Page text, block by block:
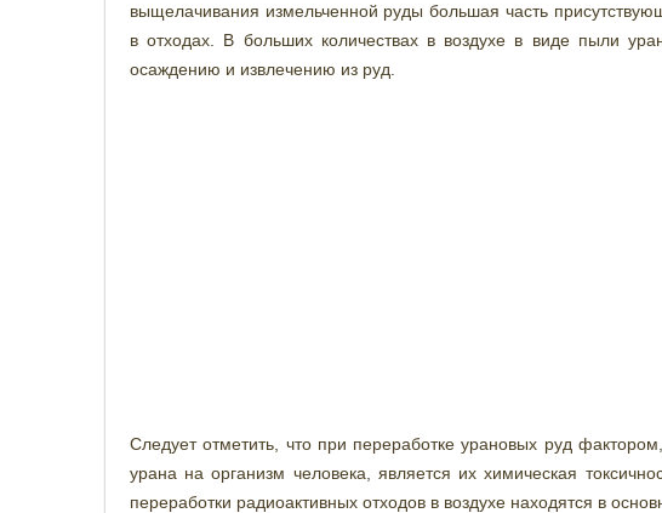
выщелачивания измельченной руды большая часть
в отходах. В больших количествах в воздухе в виде пыли
осаждению и извлечению из руд.
Следует отметить, что при переработке урановых руд
урана на организм человека, является их химическая
переработки радиоактивных отходов в воздухе находятся в